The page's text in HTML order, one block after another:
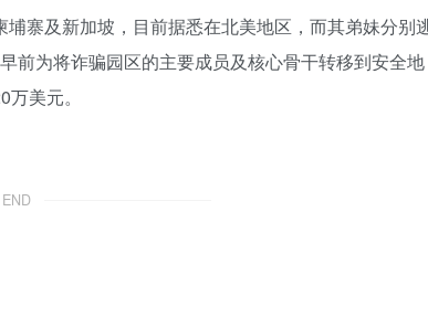
寨及新加坡，目前据悉在北美地区，而其弟妹分别
前为将诈骗园区的主要成员及核心骨干转移到安全地
美元。